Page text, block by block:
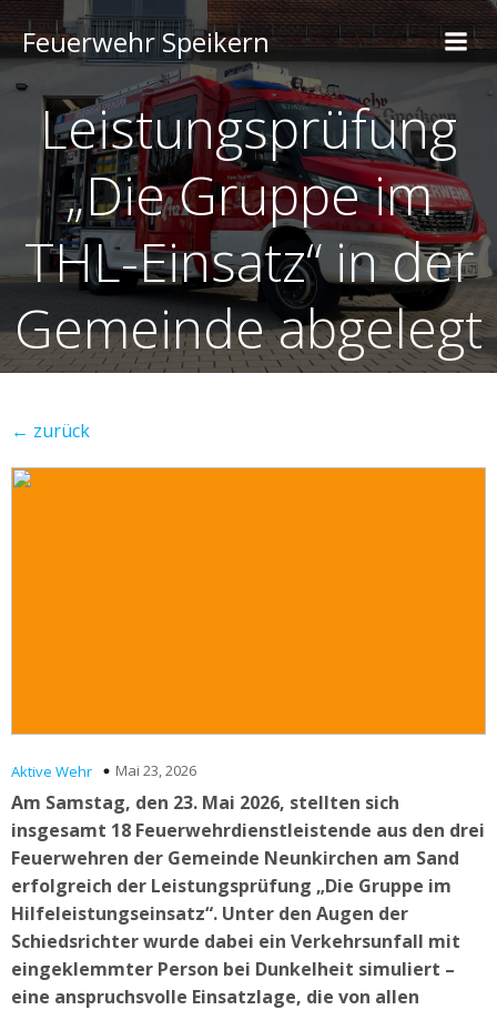
Feuerwehr Speikern
Leistungsprüfung
„Die Gruppe im
THL-Einsatz“ in der
Gemeinde abgelegt
← zurück
Aktive Wehr Mai 23, 2026
Am Samstag, den 23. Mai 2026, stellten sich
insgesamt 18 Feuerwehrdienstleistende aus den drei
Feuerwehren der Gemeinde Neunkirchen am Sand
erfolgreich der Leistungsprüfung „Die Gruppe im
Hilfeleistungseinsatz“. Unter den Augen der
Schiedsrichter wurde dabei ein Verkehrsunfall mit
eingeklemmter Person bei Dunkelheit simuliert –
eine anspruchsvolle Einsatzlage, die von allen